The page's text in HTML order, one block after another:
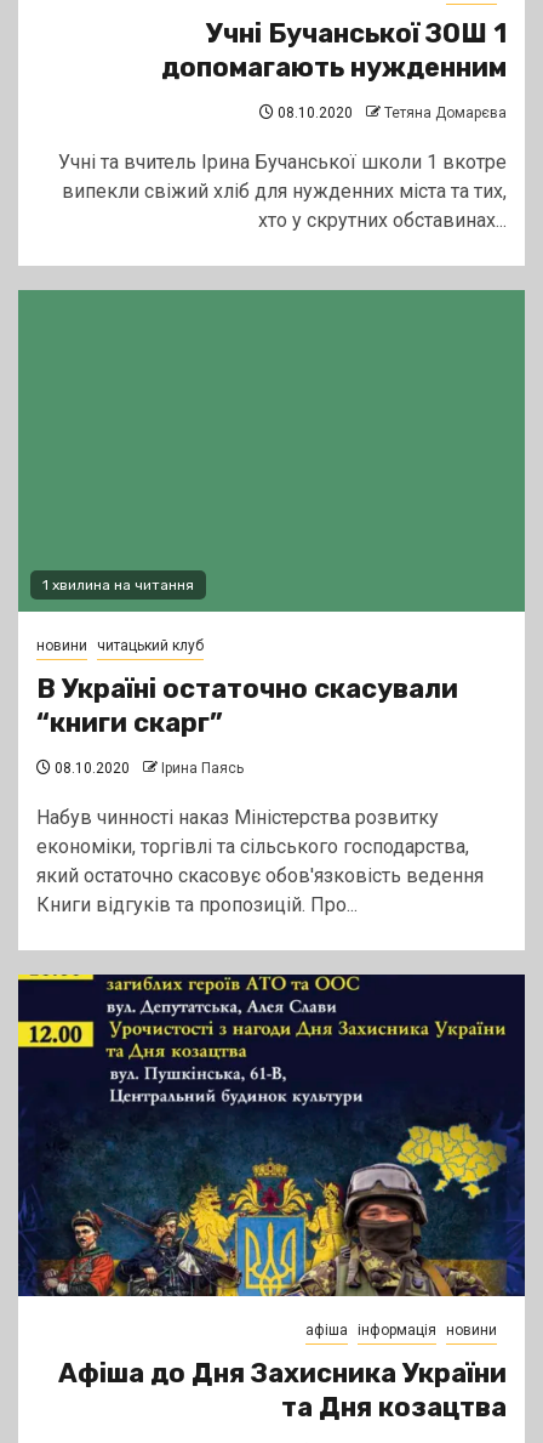
Учні Бучанської ЗОШ 1
допомагають нужденним
08.10.2020 Тетяна Домарєва
Учні та вчитель Ірина Бучанської школи 1 вкотре
випекли свіжий хліб для нужденних міста та тих,
хто у скрутних обставинах...
1 хвилина на читання
новини читацький клуб
В Україні остаточно скасували
“книги скарг”
08.10.2020 Ірина Паясь
Набув чинності наказ Міністерства розвитку
економіки, торгівлі та сільського господарства,
який остаточно скасовує обов'язковість ведення
Книги відгуків та пропозицій. Про...
афіша інформація новини
Афіша до Дня Захисника України
та Дня козацтва